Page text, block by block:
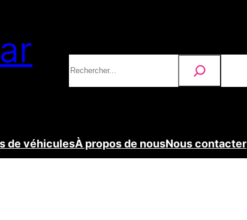
de véhiculesÀ propos de nousNous contacter